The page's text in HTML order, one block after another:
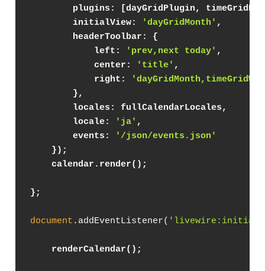
plugins: [dayGridPlugin,
        initialView:
'dayGridMonth' ,
        headerToolbar: {
            left:
'prev,next today' ,
            center:
'title' ,
            right:
        },
        locales: fullCalendarLocales,
        locale:
'ja' ,
        events:
'/json/events.json'
    });
    calendar.render();
};
document .addEventListener(
renderCalendar();